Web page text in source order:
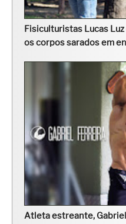
Fisiculturistas Lucas
os corpos sarados em
Atleta estreante,